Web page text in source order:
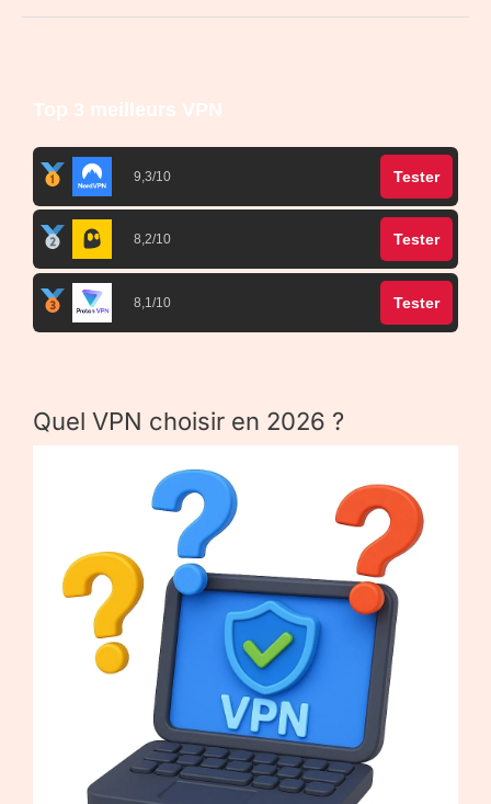
Top 3 meilleurs VPN
9,3/10 Tester
8,2/10 Tester
8,1/10 Tester
Quel VPN choisir en 2026 ?